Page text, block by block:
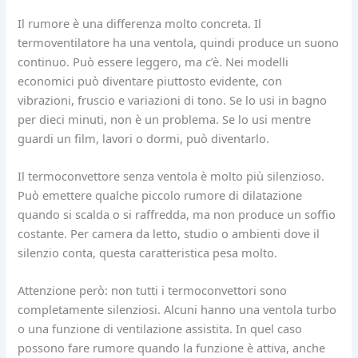
Il rumore è una differenza molto concreta. Il
termoventilatore ha una ventola, quindi produce un suono
continuo. Può essere leggero, ma c’è. Nei modelli
economici può diventare piuttosto evidente, con
vibrazioni, fruscio e variazioni di tono. Se lo usi in bagno
per dieci minuti, non è un problema. Se lo usi mentre
guardi un film, lavori o dormi, può diventarlo.
Il termoconvettore senza ventola è molto più silenzioso.
Può emettere qualche piccolo rumore di dilatazione
quando si scalda o si raffredda, ma non produce un soffio
costante. Per camera da letto, studio o ambienti dove il
silenzio conta, questa caratteristica pesa molto.
Attenzione però: non tutti i termoconvettori sono
completamente silenziosi. Alcuni hanno una ventola turbo
o una funzione di ventilazione assistita. In quel caso
possono fare rumore quando la funzione è attiva, anche